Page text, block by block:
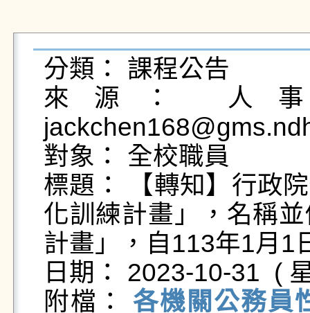
分類： 課程公告
來源： 人
對象： 全校職員
標題： 【轉知】行政
化訓練計畫」，名稱
計畫」，自113年1月1
日期： 2023-10-31  (
附檔： 各機關公務員